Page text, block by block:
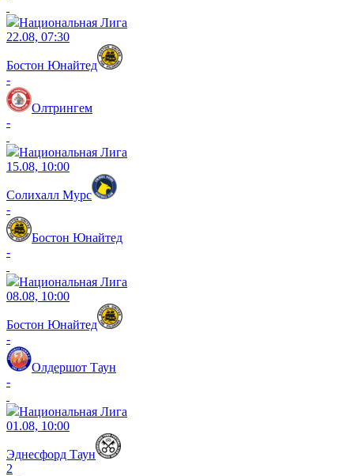
Национальная Лига
22.08, 07:30
Бостон Юнайтед
-
Олтрингем
-
Национальная Лига
15.08, 10:00
Солихалл Мурс
-
Бостон Юнайтед
-
Национальная Лига
08.08, 10:00
Бостон Юнайтед
-
Олдершот Таун
-
Национальная Лига
01.08, 10:00
Эднесфорд Таун
2